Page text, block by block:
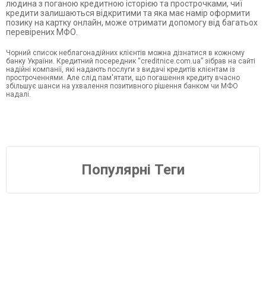
людина з поганою кредитною історією та прострочками, чиї
кредити залишаються відкритими та яка має намір оформити
позику на картку онлайн, може отримати допомогу від багатьох
перевірених МФО.
Чорний список неблагонадійних клієнтів можна дізнатися в кожному
банку України. Кредитний посередник “creditnice.com.ua” зібрав на сайті
надійні компанії, які надають послуги з видачі кредитів клієнтам із
простроченнями. Але слід пам'ятати, що погашення кредиту вчасно
збільшує шанси на ухвалення позитивного рішення банком чи МФО
надалі.
Популярні Теги